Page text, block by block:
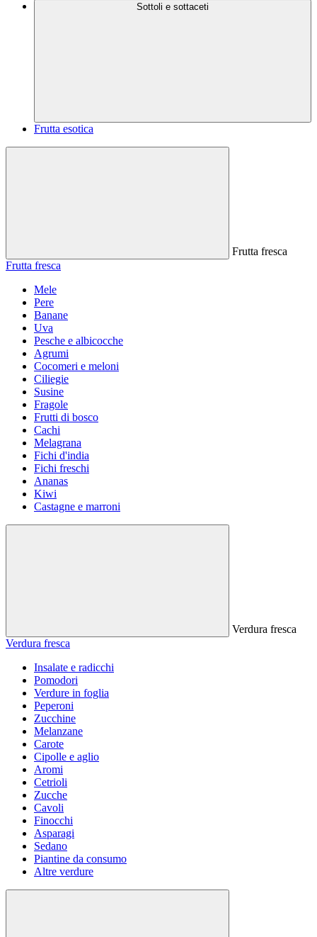
Sottoli e sottaceti
Frutta esotica
Frutta fresca
Frutta fresca
Mele
Pere
Banane
Uva
Pesche e albicocche
Agrumi
Cocomeri e meloni
Ciliegie
Susine
Fragole
Frutti di bosco
Cachi
Melagrana
Fichi d'india
Fichi freschi
Ananas
Kiwi
Castagne e marroni
Verdura fresca
Verdura fresca
Insalate e radicchi
Pomodori
Verdure in foglia
Peperoni
Zucchine
Melanzane
Carote
Cipolle e aglio
Aromi
Cetrioli
Zucche
Cavoli
Finocchi
Asparagi
Sedano
Piantine da consumo
Altre verdure